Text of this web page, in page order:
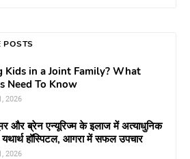
POSTS
Kids in a Joint Family? What
Need To Know
2026
और ब्रेन एन्यूरिज्म के इलाज में अत्याधुनिक
हॉस्पिटल, आगरा में सफल उपचार
2026